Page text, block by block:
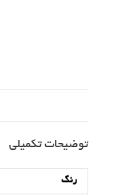
توضیحات تکمیلی
رنگ